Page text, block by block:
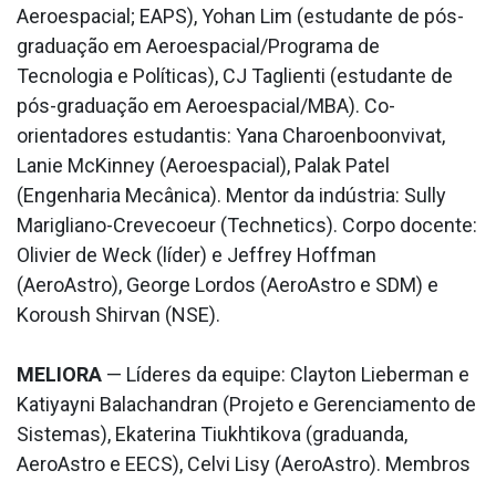
Aeroespacial; EAPS), Yohan Lim (estudante de pós-
graduação em Aeroespacial/Programa de
Tecnologia e Políticas), CJ Taglienti (estudante de
pós-graduação em Aeroespacial/MBA). Co-
orientadores estudantis: Yana Charoenboonvivat,
Lanie McKinney (Aeroespacial), Palak Patel
(Engenharia Mecânica). Mentor da indústria: Sully
Marigliano-Crevecoeur (Technetics). Corpo docente:
Olivier de Weck (líder) e Jeffrey Hoffman
(AeroAstro), George Lordos (AeroAstro e SDM) e
Koroush Shirvan (NSE).
MELIORA — Líderes da equipe: Clayton Lieberman e
Katiyayni Balachandran (Projeto e Gerenciamento de
Sistemas), Ekaterina Tiukhtikova (graduanda,
AeroAstro e EECS), Celvi Lisy (AeroAstro). Membros